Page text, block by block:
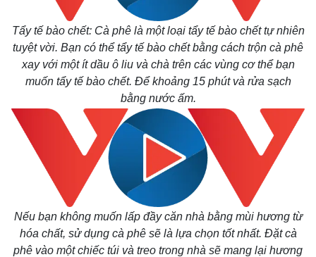
Tẩy tế bào chết: Cà phê là một loại tẩy tế bào chết tự nhiên
tuyệt vời. Bạn có thể tẩy tế bào chết bằng cách trộn cà phê
xay với một ít dầu ô liu và chà trên các vùng cơ thể bạn
muốn tẩy tế bào chết. Để khoảng 15 phút và rửa sạch
bằng nước ấm.
Nếu bạn không muốn lấp đầy căn nhà bằng mùi hương từ
hóa chất, sử dụng cà phê sẽ là lựa chọn tốt nhất. Đặt cà
phê vào một chiếc túi và treo trong nhà sẽ mang lại hương